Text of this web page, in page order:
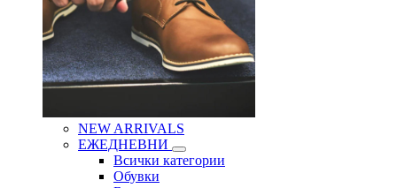
NEW ARRIVALS
ЕЖЕДНЕВНИ
Всички категории
Обувки